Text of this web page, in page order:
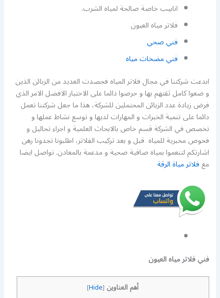
انابيب خاصة صالحة لمياه الشرب.
فلاتر مياه العيون
فني صحي
فني مضخات مياه
ابدعت شركتنا في مجال فلاتر المياه فحصدت العديد من الزبائن الذين
و ضعوا كامل ثقتهم بها و حرصوا دائما على الاختيار الافضل الامر الذي
فرض زيادة عدد الزبائن المحتملين للشركة، هذا ما جعل شركتنا تعمل
دائما على تنمية الخبرات و المهارات لديها و توسع نشاط عملها و
تخصص في الشركة قسم خاص بالابحاث العلمية و اجراء تحاليل و
فحوص مخبرية للمياه قبل و بعد تركيب الفلاتر، اطلبونا تجدونا رهن
اشارتكم لتنعموا بمياه صافية صحية و مدعمة بالمعادن. تواصل ايضا
معفلاتر مياة الرقة
فني فلاتر مياه العيون
أهم العناوين [
Hide
]